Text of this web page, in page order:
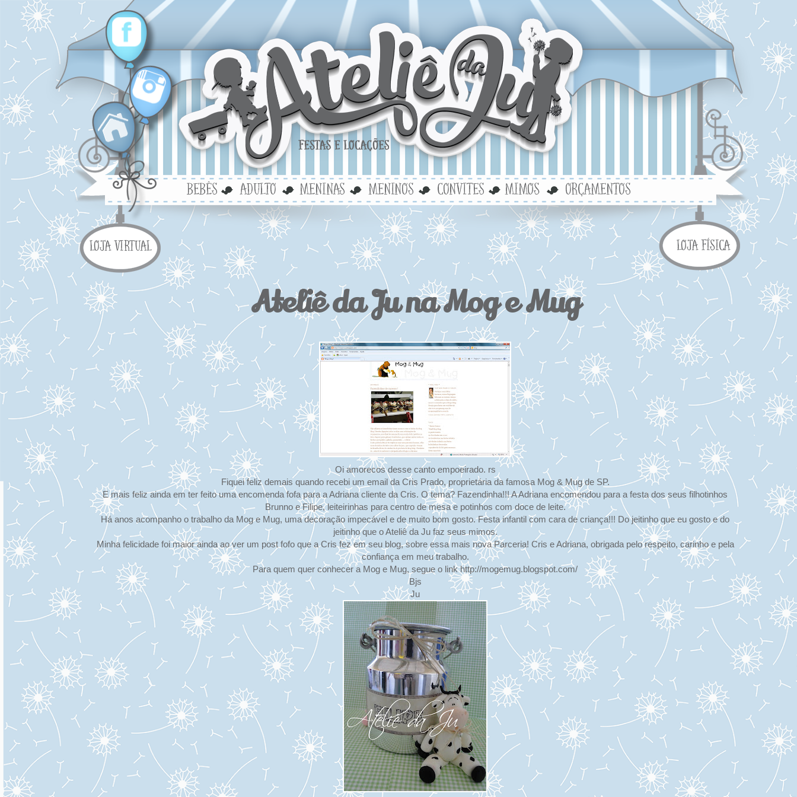
Ateliê da Ju na Mog e Mug
Oi amorecos desse canto empoeirado. rs
Fiquei feliz demais quando recebi um email da Cris Prado, proprietária da famosa Mog & Mug de SP.
E mais feliz ainda em ter feito uma encomenda fofa para a Adriana cliente da Cris. O tema? Fazendinha!!! A Adriana encomendou para a festa dos seus filhotinhos
Brunno e Filipe, leiteirinhas para centro de mesa e potinhos com doce de leite.
Há anos acompanho o trabalho da Mog e Mug, uma decoração impecável e de muito bom gosto. Festa infantil com cara de criança!!! Do jeitinho que eu gosto e do
jeitinho que o Ateliê da Ju faz seus mimos.
Minha felicidade foi maior ainda ao ver um post fofo que a Cris fez em seu blog, sobre essa mais nova Parceria! Cris e Adriana, obrigada pelo respeito, carinho e pela
confiança em meu trabalho.
Para quem quer conhecer a Mog e Mug, segue o link http://mogemug.blogspot.com/
Bjs
Ju